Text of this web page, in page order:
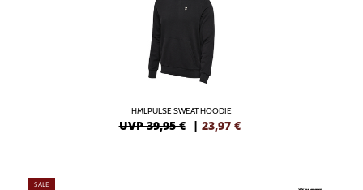
HMLPULSE SWEAT HOODIE
UVP 39,95 € | 23,97 €
SALE